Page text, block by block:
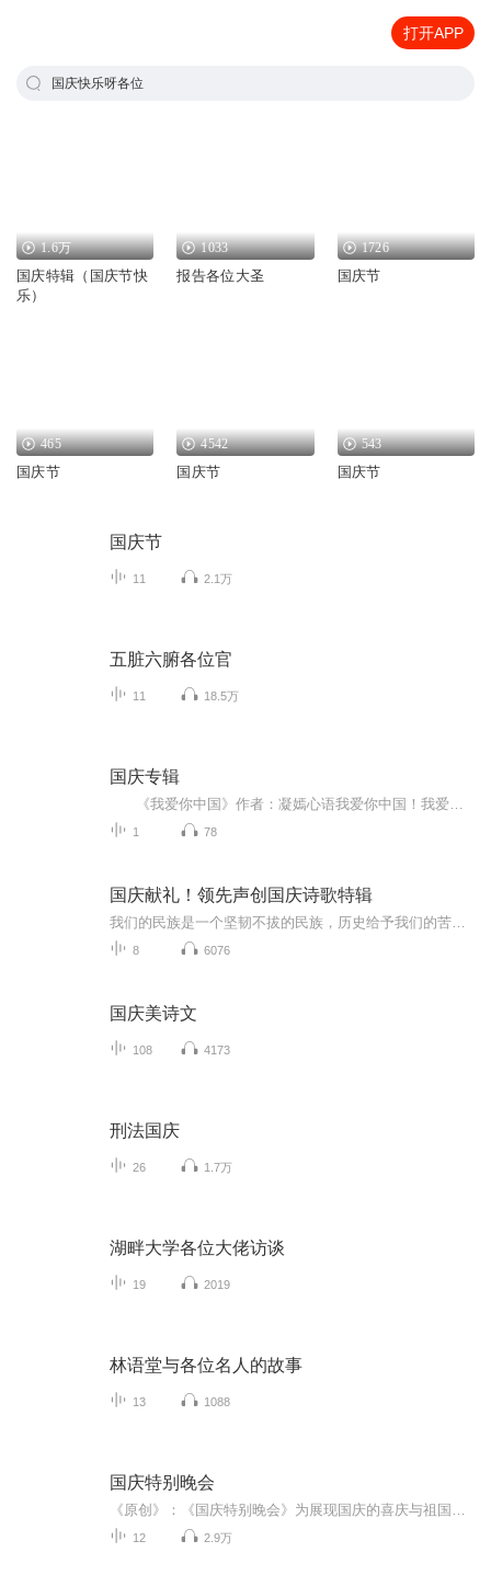
打开APP
国庆快乐呀各位
1.6万
国庆特辑（国庆节快
乐）
1033
报告各位大圣
1726
国庆节
465
国庆节
4542
国庆节
543
国庆节
国庆节
11 2.1万
五脏六腑各位官
11 18.5万
国庆专辑
1 78
国庆献礼！领先声创国庆诗歌特辑
8 6076
国庆美诗文
108 4173
刑法国庆
26 1.7万
湖畔大学各位大佬访谈
19 2019
林语堂与各位名人的故事
13 1088
国庆特别晚会
12 2.9万